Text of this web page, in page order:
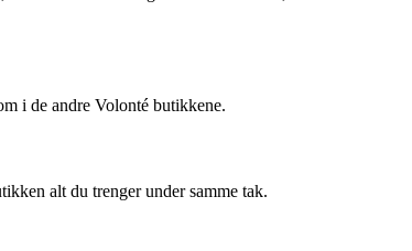
i de andre Volonté butikkene.
alt du trenger under samme tak.